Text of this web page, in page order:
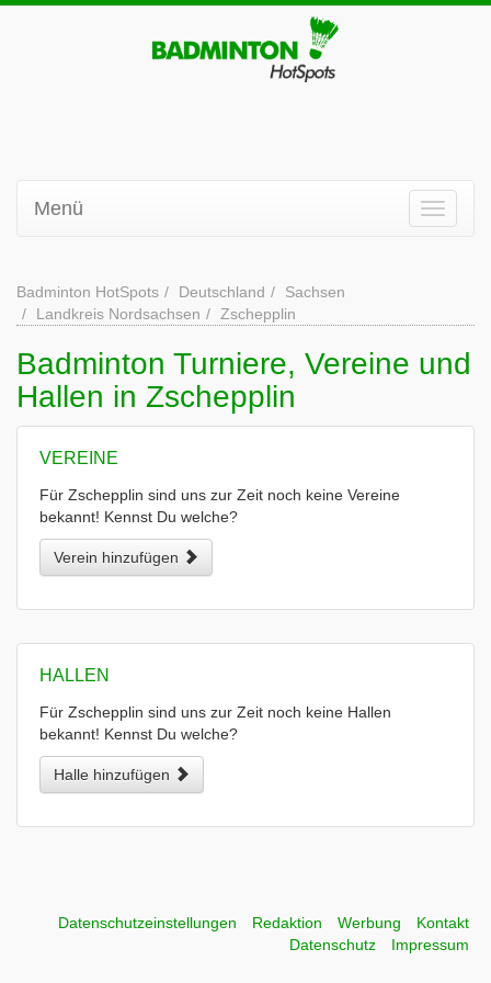
Menü
Badminton HotSpots Deutschland
Sachsen
Landkreis Nordsachsen
Zschepplin
Badminton Turniere, Vereine und
Hallen in Zschepplin
VEREINE
Für Zschepplin sind uns zur Zeit noch keine Vereine
bekannt! Kennst Du welche?
Verein hinzufügen
HALLEN
Für Zschepplin sind uns zur Zeit noch keine Hallen
bekannt! Kennst Du welche?
Halle hinzufügen
Datenschutzeinstellungen Redaktion Werbung
Kontakt
Datenschutz
Impressum